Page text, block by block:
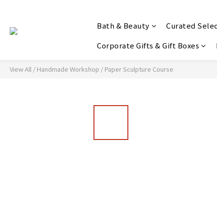
Bath & Beauty Curated
Corporate Gifts & Gift Boxes
View All / Handmade Workshop / Paper Sculpture Course